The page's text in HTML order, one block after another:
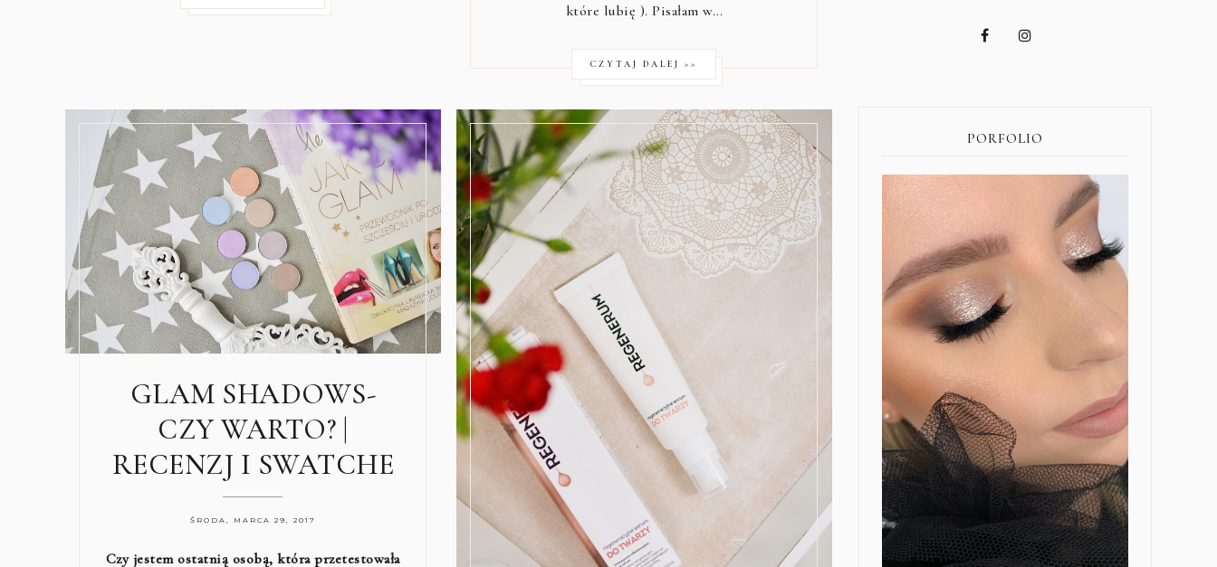
które lubię ). Pisałam w…
CZYTAJ DALEJ >>
GLAM SHADOWS-
CZY WARTO? |
RECENZJ I SWATCHE
ŚRODA, MARCA 29, 2017
Czy jestem ostatnią osobą, która przetestowała
PORFOLIO